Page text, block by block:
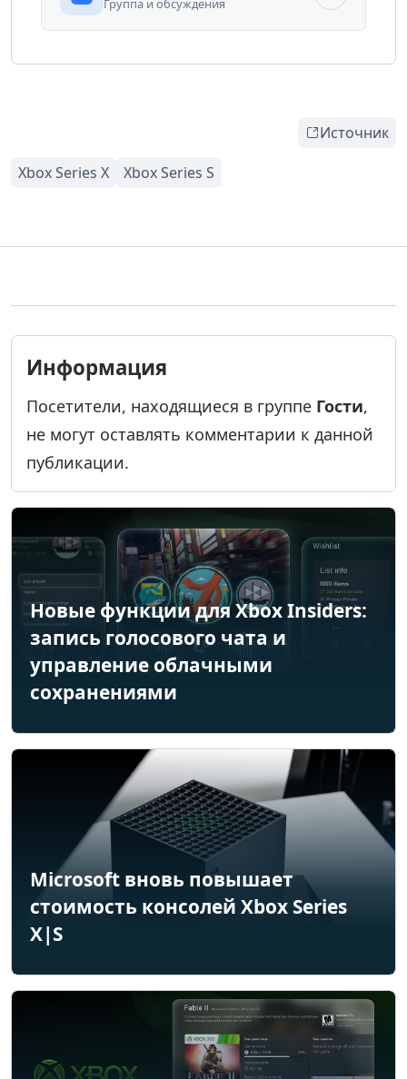
Группа и обсуждения
Источник
Информация
Посетители, находящиеся в группе Гости,
не могут оставлять комментарии к данной
публикации.
Новые функции для Xbox Insiders:
запись голосового чата и
управление облачными
сохранениями
Microsoft вновь повышает
стоимость консолей Xbox Series
X|S